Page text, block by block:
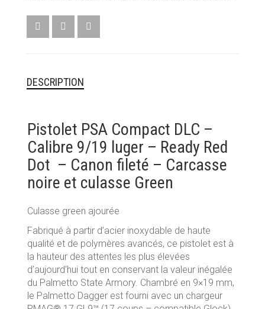
READY
RED
DOT
FILETÉ
-
CANON
NOIR
DESCRIPTION
Pistolet PSA Compact DLC –
Calibre 9/19 luger – Ready Red
Dot – Canon fileté – Carcasse
noire et culasse Green
Culasse green ajourée
Fabriqué à partir d’acier inoxydable de haute
qualité et de polymères avancés, ce pistolet est à
la hauteur des attentes les plus élevées
d’aujourd’hui tout en conservant la valeur inégalée
du Palmetto State Armory. Chambré en 9×19 mm,
le Palmetto Dagger est fourni avec un chargeur